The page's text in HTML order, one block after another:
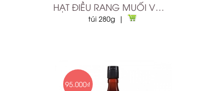
HẠT ĐIỀU RANG MUỐI VỎ LỤA
túi 280g |
95.000₫